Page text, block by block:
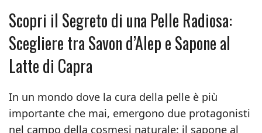
Scopri il Segreto di una Pelle Radiosa:
Scegliere tra Savon d’Alep e Sapone al
Latte di Capra
In un mondo dove la cura della pelle è più
importante che mai, emergono due protagonisti
nel campo della cosmesi naturale: il sapone al